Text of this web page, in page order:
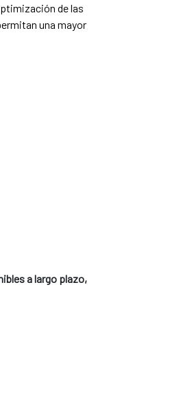
de las
una mayor
a largo plazo,